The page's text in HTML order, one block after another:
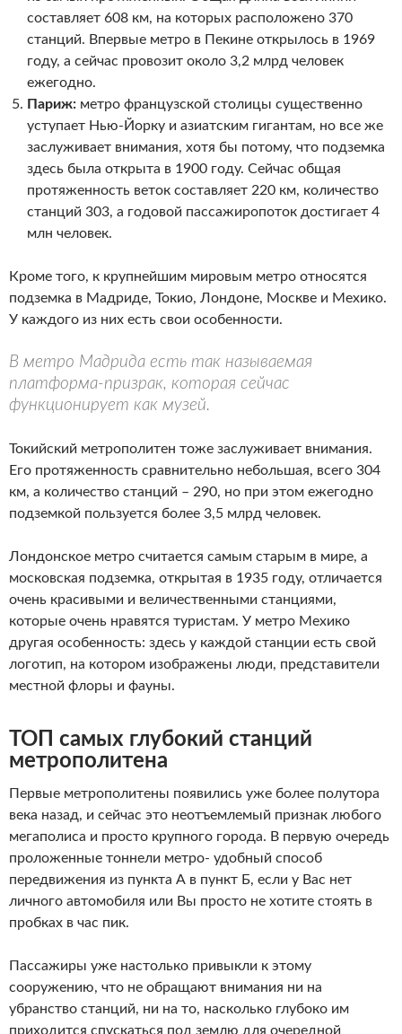
составляет 608 км, на которых расположено 370
станций. Впервые метро в Пекине открылось в 1969
году, а сейчас провозит около 3,2 млрд человек
ежегодно.
Париж: метро французской столицы существенно
уступает Нью-Йорку и азиатским гигантам, но все же
заслуживает внимания, хотя бы потому, что подземка
здесь была открыта в 1900 году. Сейчас общая
протяженность веток составляет 220 км, количество
станций 303, а годовой пассажиропоток достигает 4
млн человек.
Кроме того, к крупнейшим мировым метро относятся
подземка в Мадриде, Токио, Лондоне, Москве и Мехико.
У каждого из них есть свои особенности.
В метро Мадрида есть так называемая
платформа-призрак, которая сейчас
функционирует как музей.
Токийский метрополитен тоже заслуживает внимания.
Его протяженность сравнительно небольшая, всего 304
км, а количество станций – 290, но при этом ежегодно
подземкой пользуется более 3,5 млрд человек.
Лондонское метро считается самым старым в мире, а
московская подземка, открытая в 1935 году, отличается
очень красивыми и величественными станциями,
которые очень нравятся туристам. У метро Мехико
другая особенность: здесь у каждой станции есть свой
логотип, на котором изображены люди, представители
местной флоры и фауны.
ТОП самых глубокий станций
метрополитена
Первые метрополитены появились уже более полутора
века назад, и сейчас это неотъемлемый признак любого
мегаполиса и просто крупного города. В первую очередь
проложенные тоннели метро- удобный способ
передвижения из пункта А в пункт Б, если у Вас нет
личного автомобиля или Вы просто не хотите стоять в
пробках в час пик.
Пассажиры уже настолько привыкли к этому
сооружению, что не обращают внимания ни на
убранство станций, ни на то, насколько глубоко им
приходится спускаться под землю для очередной